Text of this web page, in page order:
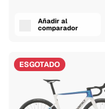
Añadir al
comparador
ESGOTADO